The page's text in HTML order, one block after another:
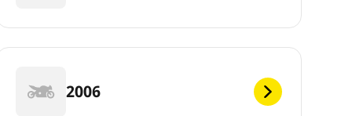
2006